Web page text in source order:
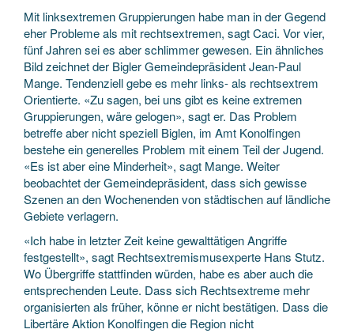
Mit linksextremen Gruppierungen habe man in der Gegend
eher Probleme als mit rechtsextremen, sagt Caci. Vor vier,
fünf Jahren sei es aber schlimmer gewesen. Ein ähnliches
Bild zeichnet der Bigler Gemeindepräsident Jean-Paul
Mange. Tendenziell gebe es mehr links- als rechtsextrem
Orientierte. «Zu sagen, bei uns gibt es keine extremen
Gruppierungen, wäre gelogen», sagt er. Das Problem
betreffe aber nicht speziell Biglen, im Amt Konolfingen
bestehe ein generelles Problem mit einem Teil der Jugend.
«Es ist aber eine Minderheit», sagt Mange. Weiter
beobachtet der Gemeindepräsident, dass sich gewisse
Szenen an den Wochenenden von städtischen auf ländliche
Gebiete verlagern.
«Ich habe in letzter Zeit keine gewalttätigen Angriffe
festgestellt», sagt Rechtsextremismusexperte Hans Stutz.
Wo Übergriffe stattfinden würden, habe es aber auch die
entsprechenden Leute. Dass sich Rechtsextreme mehr
organisierten als früher, könne er nicht bestätigen. Dass die
Libertäre Aktion Konolfingen die Region nicht